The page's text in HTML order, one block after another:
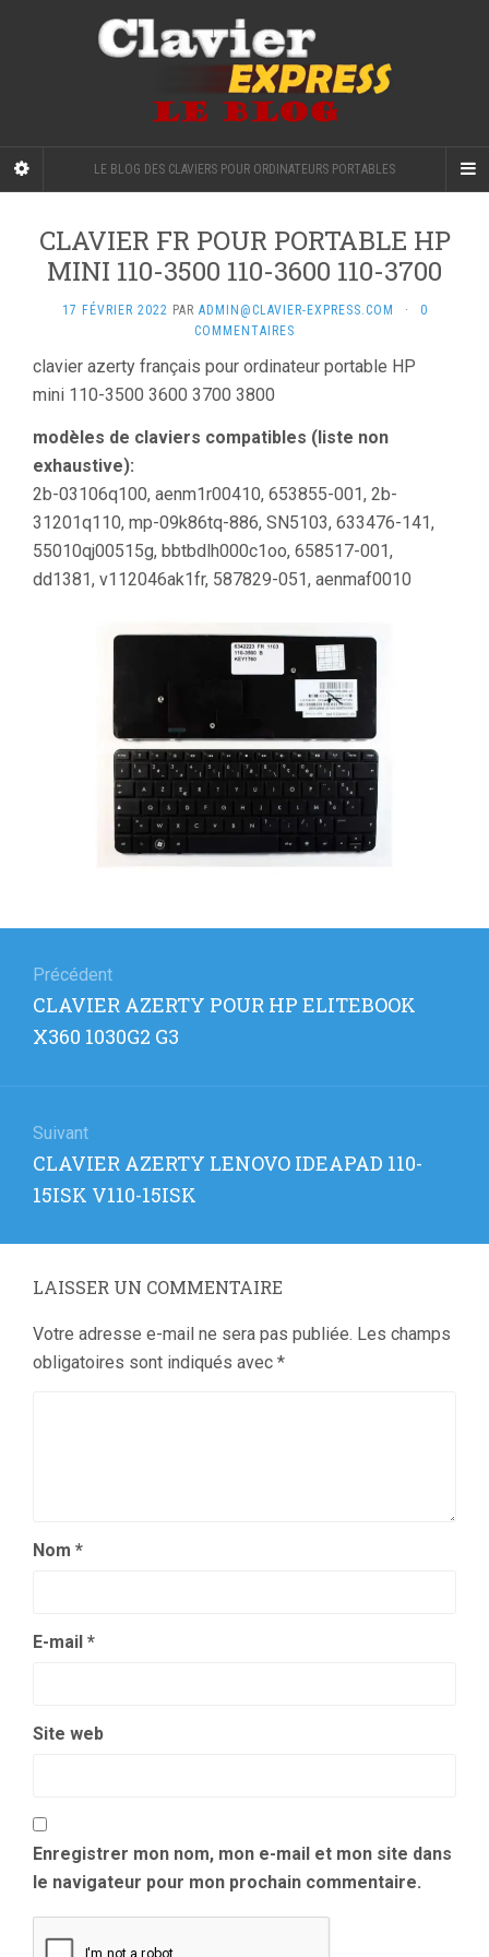
LE BLOG DES CLAVIERS POUR ORDINATEURS PORTABLES
CLAVIER FR POUR PORTABLE HP
MINI 110-3500 110-3600 110-3700
17 FÉVRIER 2022 PAR ADMIN@CLAVIER-EXPRESS.COM ·
0
COMMENTAIRES
clavier azerty français pour ordinateur portable HP
mini 110-3500 3600 3700 3800
modèles de claviers compatibles (liste non
exhaustive):
2b-03106q100, aenm1r00410, 653855-001, 2b-
31201q110, mp-09k86tq-886, SN5103, 633476-141,
55010qj00515g, bbtbdlh000c1oo, 658517-001,
dd1381, v112046ak1fr, 587829-051, aenmaf0010
de
l’article
Précédent
Article
précédent
CLAVIER AZERTY POUR HP ELITEBOOK
X360 1030G2 G3
Suivant
Article
suivant
CLAVIER AZERTY LENOVO IDEAPAD 110-
15ISK V110-15ISK
LAISSER UN COMMENTAIRE
Votre adresse e-mail ne sera pas publiée. Les champs
obligatoires sont indiqués avec *
Nom *
E-mail *
Site web
Enregistrer mon nom, mon e-mail et mon site dans
le navigateur pour mon prochain commentaire.